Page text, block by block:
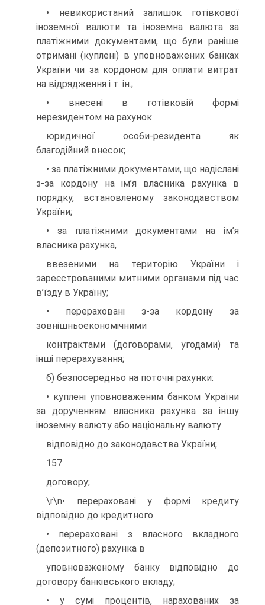
• невикористаний залишок готівкової
іноземної валюти та іноземна валюта за
платіжними документами, що були раніше
отримані (куплені) в уповноважених банках
України чи за кордоном для оплати витрат
на відрядження і т. ін.;
• внесені в готівковій формі
нерезидентом на рахунок
юридичної особи-резидента як
благодійний внесок;
• за платіжними документами, що надіслані
з-за кордону на ім’я власника рахунка в
порядку, встановленому законодавством
України;
• за платіжними документами на ім’я
власника рахунка,
ввезеними на територію України і
зареєстрованими митними органами під час
в’їзду в Україну;
• перераховані з-за кордону за
зовнішньоекономічними
контрактами (договорами, угодами) та
інші перерахування;
б) безпосередньо на поточні рахунки:
• куплені уповноваженим банком України
за дорученням власника рахунка за іншу
іноземну валюту або національну валюту
відповідно до законодавства України;
157
договору;
\r\n• перераховані у формі кредиту
відповідно до кредитного
• перераховані з власного вкладного
(депозитного) рахунка в
уповноваженому банку відповідно до
договору банківського вкладу;
• у сумі процентів, нарахованих за